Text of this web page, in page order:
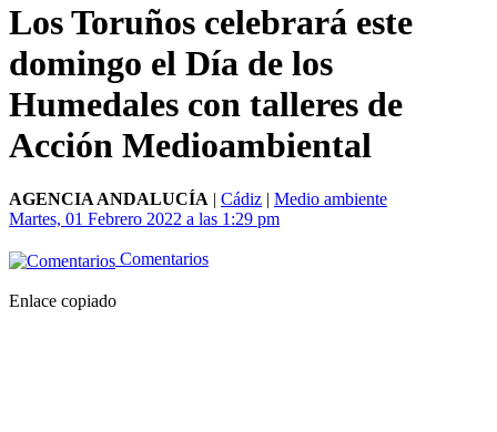
Los Toruños celebrará este
domingo el Día de los
Humedales con talleres de
Acción Medioambiental
AGENCIA ANDALUCÍA | Cádiz | Medio ambiente
Martes, 01 Febrero 2022 a las 1:29 pm
Comentarios
Enlace copiado